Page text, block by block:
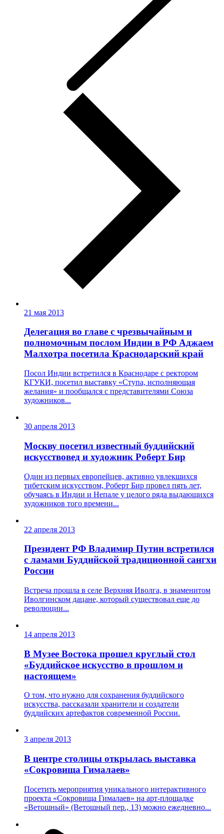
21 мая 2013
Делегация во главе с чрезвычайным и
полномочным послом Индии в РФ Аджаем
Малхотра посетила Краснодарский край
Посол Индии встретился в Краснодаре с ректором
КГУКИ, посетил выставку «Ступа, исполняющая
желания» и пообщался с представителями Союза
художников...
30 апреля 2013
Москву посетил известный буддийский
искусствовед и художник Роберт Бир
Один из первых европейцев, активно увлекшихся
тибетским искусством, Роберт Бир провел пять лет,
обучаясь в Индии и Непале у целого ряда выдающихся
художников того времени...
22 апреля 2013
Президент РФ Владимир Путин встретился
с ламами Буддийской традиционной сангхи
России
Встреча прошла в селе Верхняя Иволга, в знаменитом
Иволгинском дацане, который существовал еще до
революции...
14 апреля 2013
В Музее Востока прошел круглый стол
«Буддийское искусство в прошлом и
настоящем»
О том, что нужно для сохранения буддийского
искусства, рассказали хранители и создатели
буддийских артефактов современной России.
3 апреля 2013
В центре столицы открылась выставка
«Сокровища Гималаев»
Посетить мероприятия уникального интерактивного
проекта «Сокровища Гималаев» на арт-площадке
«Ветошный» (Ветошный пер., 13) можно ежедневно...